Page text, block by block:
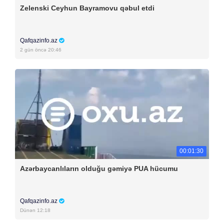
Zelenski Ceyhun Bayramovu qəbul etdi
Qafqazinfo.az
2 gün öncə 20:46
00:01:30
Azərbaycanlıların olduğu gəmiyə PUA hücumu
Qafqazinfo.az
Dünən 12:18